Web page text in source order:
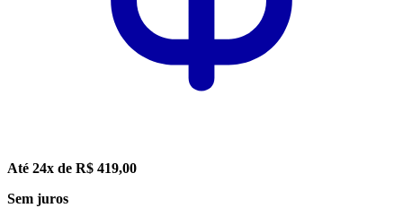
Até 24x de R$ 419,00
Sem juros